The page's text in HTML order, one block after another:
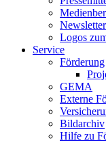
Logos
Service
Förderung
GEMA
Externe
Bildarchiv
Hilfe zu